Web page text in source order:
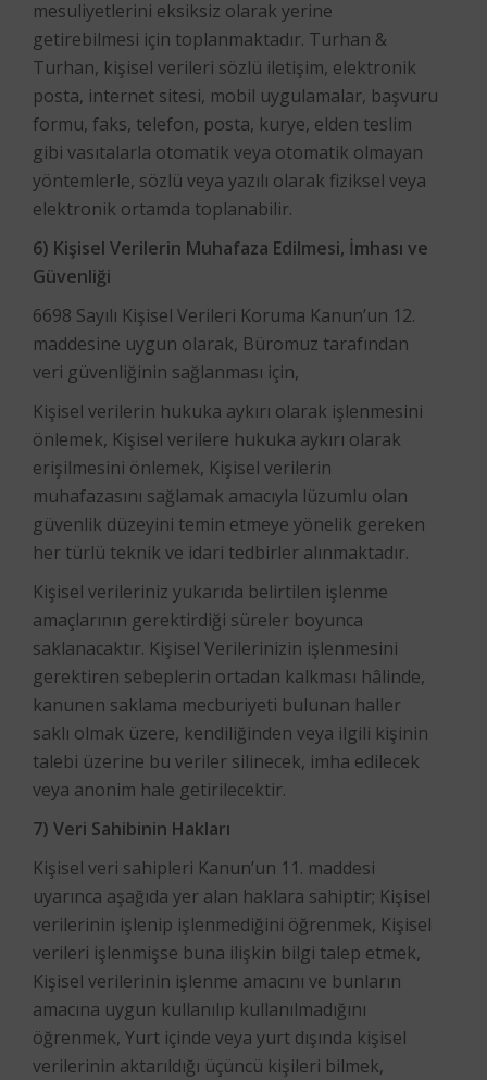
mesuliyetlerini eksiksiz olarak yerine
getirebilmesi için toplanmaktadır. Turhan &
Turhan, kişisel verileri sözlü iletişim, elektronik
posta, internet sitesi, mobil uygulamalar, başvuru
formu, faks, telefon, posta, kurye, elden teslim
gibi vasıtalarla otomatik veya otomatik olmayan
yöntemlerle, sözlü veya yazılı olarak fiziksel veya
elektronik ortamda toplanabilir.
6) Kişisel Verilerin Muhafaza Edilmesi, İmhası ve
Güvenliği
6698 Sayılı Kişisel Verileri Koruma Kanun’un 12.
maddesine uygun olarak, Büromuz tarafından
veri güvenliğinin sağlanması için,
Kişisel verilerin hukuka aykırı olarak işlenmesini
önlemek, Kişisel verilere hukuka aykırı olarak
erişilmesini önlemek, Kişisel verilerin
muhafazasını sağlamak amacıyla lüzumlu olan
güvenlik düzeyini temin etmeye yönelik gereken
her türlü teknik ve idari tedbirler alınmaktadır.
Kişisel verileriniz yukarıda belirtilen işlenme
amaçlarının gerektirdiği süreler boyunca
saklanacaktır. Kişisel Verilerinizin işlenmesini
gerektiren sebeplerin ortadan kalkması hâlinde,
kanunen saklama mecburiyeti bulunan haller
saklı olmak üzere, kendiliğinden veya ilgili kişinin
talebi üzerine bu veriler silinecek, imha edilecek
veya anonim hale getirilecektir.
7) Veri Sahibinin Hakları
Kişisel veri sahipleri Kanun’un 11. maddesi
uyarınca aşağıda yer alan haklara sahiptir; Kişisel
verilerinin işlenip işlenmediğini öğrenmek, Kişisel
verileri işlenmişse buna ilişkin bilgi talep etmek,
Kişisel verilerinin işlenme amacını ve bunların
amacına uygun kullanılıp kullanılmadığını
öğrenmek, Yurt içinde veya yurt dışında kişisel
verilerinin aktarıldığı üçüncü kişileri bilmek,